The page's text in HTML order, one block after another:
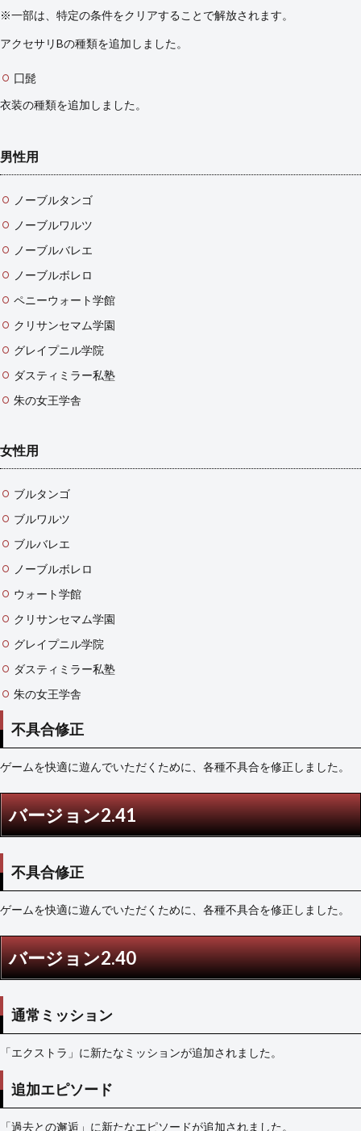
ン
バー
ン
※一部は、特定の条件をクリアすることで解放されます。
アクセサリBの種類を追加しました。
囗髭
衣装の種類を追加しました。
男性用
ノーブルタンゴ
ノーブルワルツ
ノーブルバレエ
ノーブルボレロ
ペニーウォート学館
クリサンセマム学園
グレイプニル学院
ダスティミラー私塾
朱の女王学舎
女性用
ブルタンゴ
ブルワルツ
ブルバレエ
ノーブルボレロ
ウォート学館
クリサンセマム学園
グレイプニル学院
ダスティミラー私塾
朱の女王学舎
不具合修正
ゲームを快適に遊んでいただくために、各種不具合を修正しました。
バージョン2.41
不具合修正
ゲームを快適に遊んでいただくために、各種不具合を修正しました。
バージョン2.40
通常ミッション
「エクストラ」に新たなミッションが追加されました。
追加エピソード
「過去との邂逅」に新たなエピソードが追加されました。